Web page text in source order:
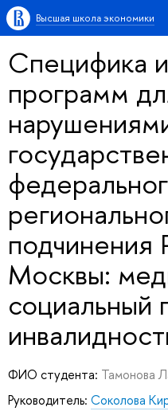
Высшая школа экономики
Специфика
программ
подчинения
Москвы:
социальный
ФИО студента: Тамонова
Руководитель: Соколова